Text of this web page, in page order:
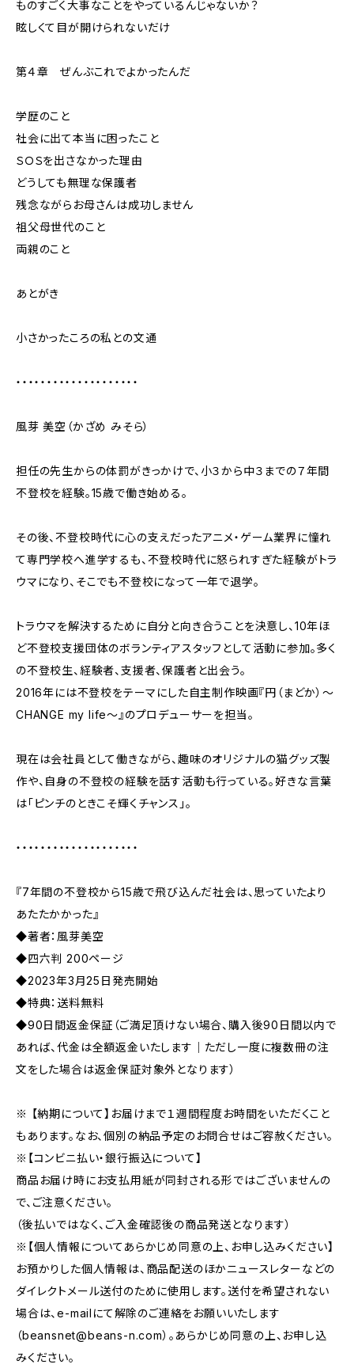
ものすごく大事なことをやっているんじゃないか？
眩しくて目が開けられないだけ
第４章 ぜんぶこれでよかったんだ
学歴のこと
社会に出て本当に困ったこと
ＳＯＳを出さなかった理由
どうしても無理な保護者
残念ながらお母さんは成功しません
祖父母世代のこと
両親のこと
あとがき
小さかったころの私との文通
・・・・・・・・・・・・・・・・・・・・
風芽 美空（かざめ みそら）
担任の先生からの体罰がきっかけで、小３から中３までの７年間
不登校を経験。15歳で働き始める。
その後、不登校時代に心の支えだったアニメ・ゲーム業界に憧れ
て専門学校へ進学するも、不登校時代に怒られすぎた経験がトラ
ウマになり、そこでも不登校になって一年で退学。
トラウマを解決するために自分と向き合うことを決意し、10年ほ
ど不登校支援団体のボランティアスタッフとして活動に参加。多く
の不登校生、経験者、支援者、保護者と出会う。
2016年には不登校をテーマにした自主制作映画『円（まどか）〜
CHANGE my life〜』のプロデューサーを担当。
現在は会社員として働きながら、趣味のオリジナルの猫グッズ製
作や、自身の不登校の経験を話す活動も行っている。好きな言葉
は「ピンチのときこそ輝くチャンス」。
・・・・・・・・・・・・・・・・・・・・
『7年間の不登校から15歳で飛び込んだ社会は、思っていたより
あたたかかった』
◆著者：風芽美空
◆四六判 200ページ
◆2023年3月25日発売開始
◆特典：送料無料
◆90日間返金保証（ご満足頂けない場合、購入後90日間以内で
あれば、代金は全額返金いたします｜ただし一度に複数冊の注
文をした場合は返金保証対象外となります）
※ 【納期について】お届けまで１週間程度お時間をいただくこと
もあります。なお、個別の納品予定のお問合せはご容赦ください。
※【コンビニ払い・銀行振込について】
商品お届け時にお支払用紙が同封される形ではございませんの
で、ご注意ください。
（後払いではなく、ご入金確認後の商品発送となります）
※【個人情報についてあらかじめ同意の上、お申し込みください】
お預かりした個人情報は、商品配送のほかニュースレターなどの
ダイレクトメール送付のために使用します。送付を希望されない
場合は、e-mailにて解除のご連絡をお願いいたします
（beansnet@beans-n.com）。あらかじめ同意の上、お申し込
みください。